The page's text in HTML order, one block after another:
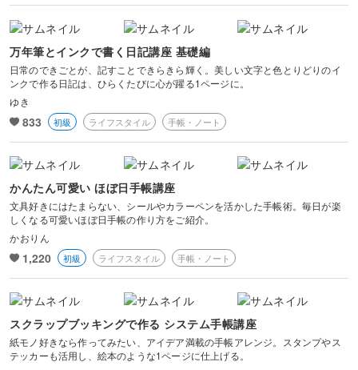
万年筆とインクで書く日記講座 基礎編
日常のできごとが、記すことできらきら輝く。美しい文字と色とりどりのイ
ンクで作る日記は、ひらくたびに心が躍る1ページに。
ゆき
833 初級 ライフスタイル 手帳・ノート
かんたん可愛い ほぼ日手帳講座
文具好きにはたまらない、シールやカラーペンを活かした手帳術。毎日が楽
しくなる可愛いほぼ日手帳の作り方をご紹介。
かおりん
1,220 初級 ライフスタイル 手帳・ノート
スクラップブッキングで作る システム手帳講座
紙モノ好きなら作ってみたい、アイデア満載の手帳アレンジ。スタンプやス
テッカーも活用し、絵本のような1ページに仕上げる。